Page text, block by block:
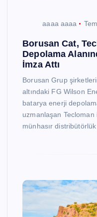
aaaa aaaa
Borusan Cat,
Depolama
İmza Attı
Borusan Grup
altındaki FG Wilson
batarya enerji
uzmanlaşan Tecloman
münhasır